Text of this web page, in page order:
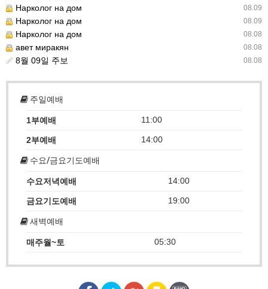
08.09
Нарколог на дом
08.09
Нарколог на дом
08.08
Нарколог на дом
08.08
авет миракян
08.08
8월 09일 주보
주일예배
1부예배 11:00
2부예배 14:00
수요/금요기도예배
수요저녁예배 14:00
금요기도예배 19:00
새벽예배
매주월~토 05:30